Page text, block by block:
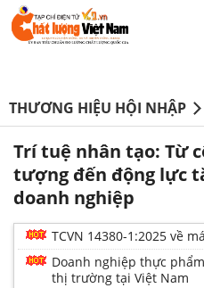
THƯƠNG HIỆU HỘI NHẬP
Trí tuệ nhân tạo: Từ
tượng đến động lực
doanh nghiệp
TCVN 14380-1:2025 về
Doanh nghiệp thực
thị trường tại Việt Nam